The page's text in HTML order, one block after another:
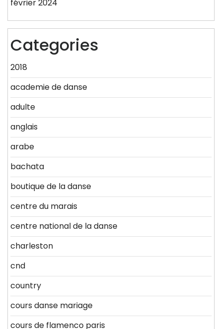
février 2024
Categories
2018
academie de danse
adulte
anglais
arabe
bachata
boutique de la danse
centre du marais
centre national de la danse
charleston
cnd
country
cours danse mariage
cours de flamenco paris